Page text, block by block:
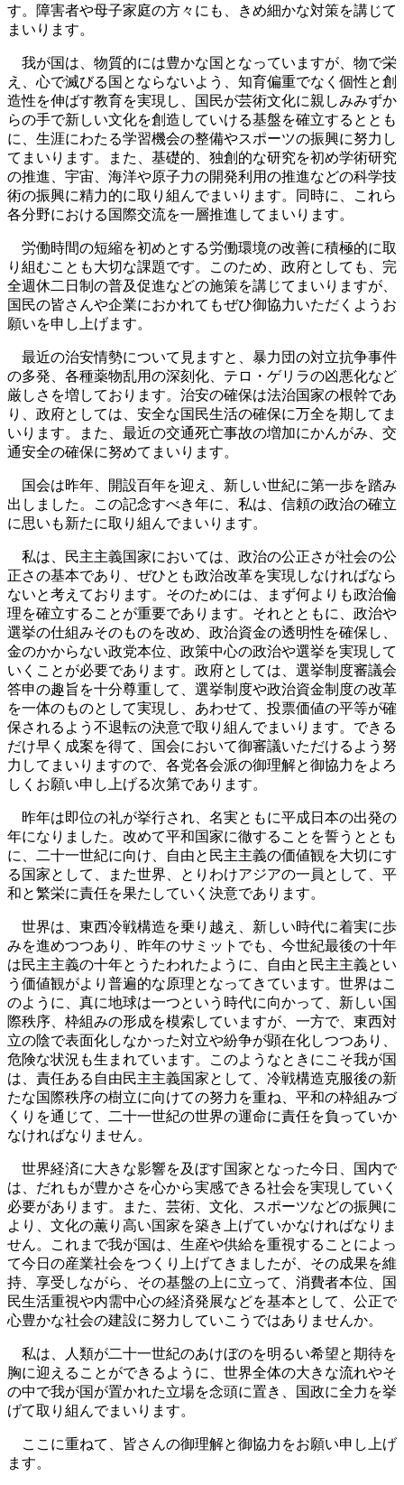
す。障害者や母子家庭の方々にも、きめ細かな対策を講じて
まいります。
我が国は、物質的には豊かな国となっていますが、物で栄
え、心で滅びる国とならないよう、知育偏重でなく個性と創
造性を伸ばす教育を実現し、国民が芸術文化に親しみみずか
らの手で新しい文化を創造していける基盤を確立するととも
に、生涯にわたる学習機会の整備やスポーツの振興に努力し
てまいります。また、基礎的、独創的な研究を初め学術研究
の推進、宇宙、海洋や原子力の開発利用の推進などの科学技
術の振興に精力的に取り組んでまいります。同時に、これら
各分野における国際交流を一層推進してまいります。
労働時間の短縮を初めとする労働環境の改善に積極的に取
り組むことも大切な課題です。このため、政府としても、完
全週休二日制の普及促進などの施策を講じてまいりますが、
国民の皆さんや企業におかれてもぜひ御協力いただくようお
願いを申し上げます。
最近の治安情勢について見ますと、暴力団の対立抗争事件
の多発、各種薬物乱用の深刻化、テロ・ゲリラの凶悪化など
厳しさを増しております。治安の確保は法治国家の根幹であ
り、政府としては、安全な国民生活の確保に万全を期してま
いります。また、最近の交通死亡事故の増加にかんがみ、交
通安全の確保に努めてまいります。
国会は昨年、開設百年を迎え、新しい世紀に第一歩を踏み
出しました。この記念すべき年に、私は、信頼の政治の確立
に思いも新たに取り組んでまいります。
私は、民主主義国家においては、政治の公正さが社会の公
正さの基本であり、ぜひとも政治改革を実現しなければなら
ないと考えております。そのためには、まず何よりも政治倫
理を確立することが重要であります。それとともに、政治や
選挙の仕組みそのものを改め、政治資金の透明性を確保し、
金のかからない政党本位、政策中心の政治や選挙を実現して
いくことが必要であります。政府としては、選挙制度審議会
答申の趣旨を十分尊重して、選挙制度や政治資金制度の改革
を一体のものとして実現し、あわせて、投票価値の平等が確
保されるよう不退転の決意で取り組んでまいります。できる
だけ早く成案を得て、国会において御審議いただけるよう努
力してまいりますので、各党各会派の御理解と御協力をよろ
しくお願い申し上げる次第であります。
昨年は即位の礼が挙行され、名実ともに平成日本の出発の
年になりました。改めて平和国家に徹することを誓うととも
に、二十一世紀に向け、自由と民主主義の価値観を大切にす
る国家として、また世界、とりわけアジアの一員として、平
和と繁栄に責任を果たしていく決意であります。
世界は、東西冷戦構造を乗り越え、新しい時代に着実に歩
みを進めつつあり、昨年のサミットでも、今世紀最後の十年
は民主主義の十年とうたわれたように、自由と民主主義とい
う価値観がより普遍的な原理となってきています。世界はこ
のように、真に地球は一つという時代に向かって、新しい国
際秩序、枠組みの形成を模索していますが、一方で、東西対
立の陰で表面化しなかった対立や紛争が顕在化しつつあり、
危険な状況も生まれています。このようなときにこそ我が国
は、責任ある自由民主主義国家として、冷戦構造克服後の新
たな国際秩序の樹立に向けての努力を重ね、平和の枠組みづ
くりを通じて、二十一世紀の世界の運命に責任を負っていか
なければなりません。
世界経済に大きな影響を及ぼす国家となった今日、国内で
は、だれもが豊かさを心から実感できる社会を実現していく
必要があります。また、芸術、文化、スポーツなどの振興に
より、文化の薫り高い国家を築き上げていかなければなりま
せん。これまで我が国は、生産や供給を重視することによっ
て今日の産業社会をつくり上げてきましたが、その成果を維
持、享受しながら、その基盤の上に立って、消費者本位、国
民生活重視や内需中心の経済発展などを基本として、公正で
心豊かな社会の建設に努力していこうではありませんか。
私は、人類が二十一世紀のあけぼのを明るい希望と期待を
胸に迎えることができるように、世界全体の大きな流れやそ
の中で我が国が置かれた立場を念頭に置き、国政に全力を挙
げて取り組んでまいります。
ここに重ねて、皆さんの御理解と御協力をお願い申し上げ
ます。